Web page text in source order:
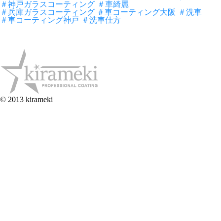
＃神戸ガラスコーティング ＃車綺麗
＃兵庫ガラスコーティング ＃車コーティング大阪 ＃洗車
＃車コーティング神戸 ＃洗車仕方
© 2013 kirameki